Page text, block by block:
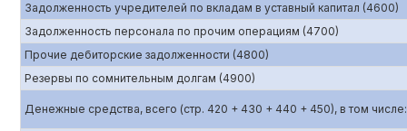
Задолженность учредителей по вкладам в уставный капитал (4600)
Задолженность персонала по прочим операциям (4700)
Прочие дебиторские задолженности (4800)
Резервы по сомнительным долгам (4900)
Денежные средства, всего (стр. 420 + 430 + 440 + 450), в том числе: